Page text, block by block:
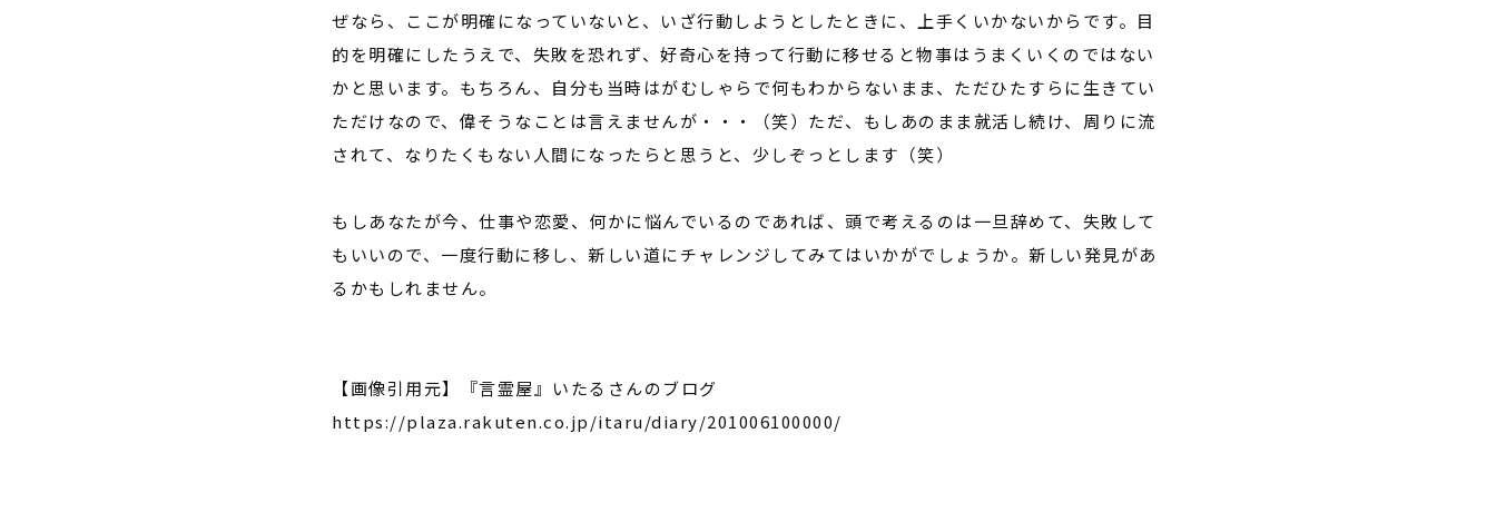
ぜなら、ここが明確になっていないと、いざ行動しようとしたときに、上手くいかないからです。目
的を明確にしたうえで、失敗を恐れず、好奇心を持って行動に移せると物事はうまくいくのではない
かと思います。もちろん、自分も当時はがむしゃらで何もわからないまま、ただひたすらに生きてい
ただけなので、偉そうなことは言えませんが・・・（笑）ただ、もしあのまま就活し続け、周りに流
されて、なりたくもない人間になったらと思うと、少しぞっとします（笑）
もしあなたが今、仕事や恋愛、何かに悩んでいるのであれば、頭で考えるのは一旦辞めて、失敗して
もいいので、一度行動に移し、新しい道にチャレンジしてみてはいかがでしょうか。新しい発見があ
るかもしれません。
【画像引用元】
『言霊屋』いたるさんのブログ
https://plaza.rakuten.co.jp/itaru/diary/201006100000/